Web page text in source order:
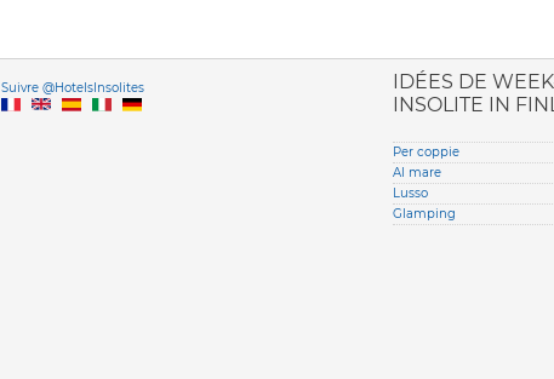
Suivre @HotelsInsolitesVersione
IDÉES DE
INSOLITE IN
Per coppie
Al mare
Lusso
Glamping